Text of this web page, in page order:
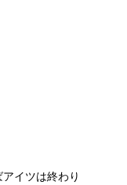
アイツは終わり